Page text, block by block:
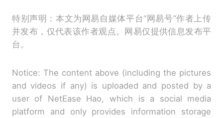
特别声明：本文为网易自媒体平台“网易号”作者上传
并发布，仅代表该作者观点。网易仅提供信息发布平
台。
Notice: The content above (including the pictures
and videos if any) is uploaded and posted by a
user of NetEase Hao, which is a social media
platform and only provides information storage